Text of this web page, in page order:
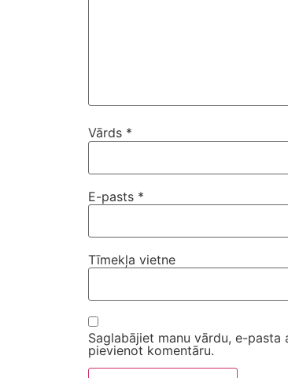
Vārds *
E-pasts *
Tīmekļa vietne
Saglabājiet manu vārdu, e-
pievienot komentāru.